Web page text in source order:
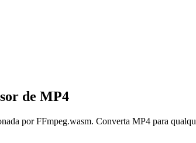
de MP4
por FFmpeg.wasm. Converta MP4 para